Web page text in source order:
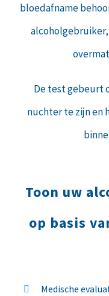
bloedafname
De test gebeurt
nuchter te zijn en
Toon uw
op basis
Medische